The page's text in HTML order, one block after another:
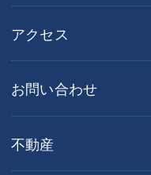
アクセス
お問い合わせ
不動産